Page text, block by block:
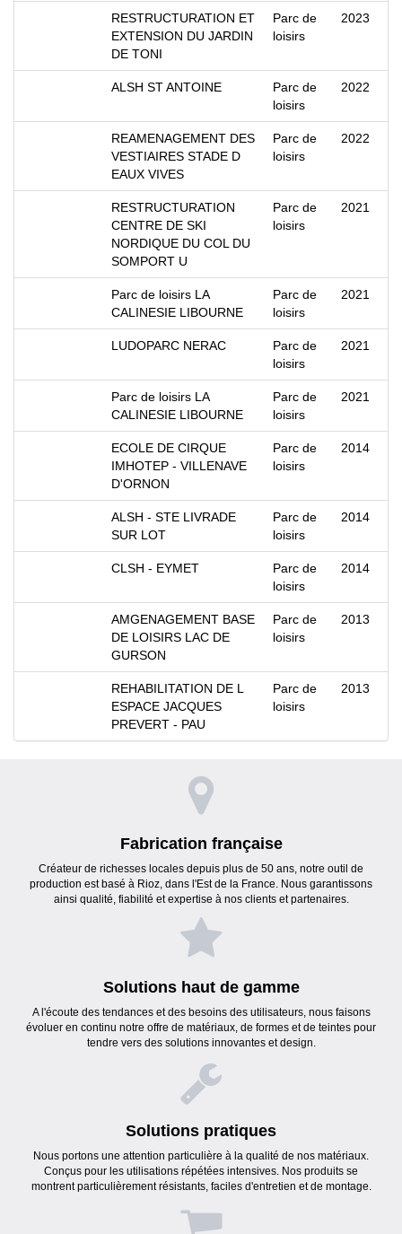
RESTRUCTURATION ET
EXTENSION DU JARDIN
DE TONI
Parc de
loisirs
2023
ALSH ST ANTOINE
Parc de
loisirs
2022
REAMENAGEMENT DES
VESTIAIRES STADE D
EAUX VIVES
Parc de
loisirs
2022
RESTRUCTURATION
CENTRE DE SKI
NORDIQUE DU COL DU
SOMPORT U
Parc de
loisirs
2021
Parc de loisirs LA
CALINESIE LIBOURNE
Parc de
loisirs
2021
LUDOPARC NERAC
Parc de
loisirs
2021
Parc de loisirs LA
CALINESIE LIBOURNE
Parc de
loisirs
2021
ECOLE DE CIRQUE
IMHOTEP - VILLENAVE
D'ORNON
Parc de
loisirs
2014
ALSH - STE LIVRADE
SUR LOT
Parc de
loisirs
2014
CLSH - EYMET
Parc de
loisirs
2014
AMGENAGEMENT BASE
DE LOISIRS LAC DE
GURSON
Parc de
loisirs
2013
REHABILITATION DE L
ESPACE JACQUES
PREVERT - PAU
Parc de
loisirs
2013
Fabrication française
Créateur de richesses locales depuis plus de 50 ans, notre outil de
production est basé à Rioz, dans l'Est de la France. Nous garantissons
ainsi qualité, fiabilité et expertise à nos clients et partenaires.
Solutions haut de gamme
A l'écoute des tendances et des besoins des utilisateurs, nous faisons
évoluer en continu notre offre de matériaux, de formes et de teintes pour
tendre vers des solutions innovantes et design.
Solutions pratiques
Nous portons une attention particulière à la qualité de nos matériaux.
Conçus pour les utilisations répétées intensives. Nos produits se
montrent particulièrement résistants, faciles d'entretien et de montage.